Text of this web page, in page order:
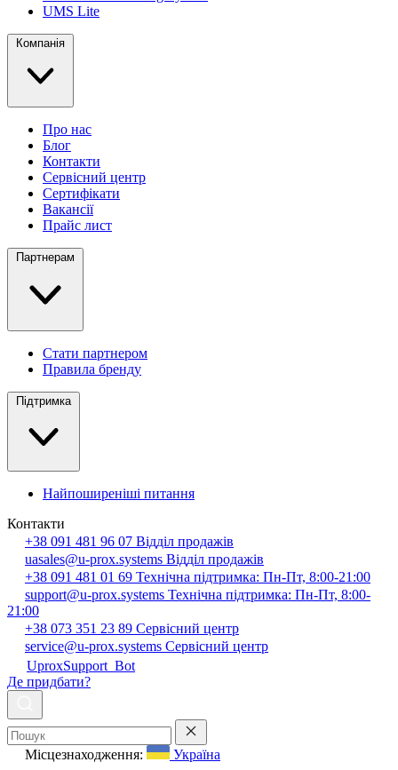
UMS Lite
Компанія
Про нас
Блог
Контакти
Сервісний центр
Сертифікати
Вакансії
Прайс лист
Партнерам
Стати партнером
Правила бренду
Підтримка
Найпоширеніші питання
Контакти
+38 091 481 96 07 Відділ продажів
uasales@u-prox.systems Відділ продажів
+38 091 481 01 69 Технічна підтримка: Пн-Пт, 8:00-21:00
support@u-prox.systems Технічна підтримка: Пн-Пт, 8:00-
21:00
+38 073 351 23 89 Сервісний центр
service@u-prox.systems Сервісний центр
UproxSupport_Bot
Де придбати?
Місцезнаходження: Україна